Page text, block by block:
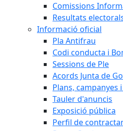
Comissions
Resultats
Informació oficial
Pla Antifrau
Codi conducta i
Sessions de Ple
Acords Junta de
Plans, campanyes
Tauler d'anuncis
Exposició pública
Perfil de